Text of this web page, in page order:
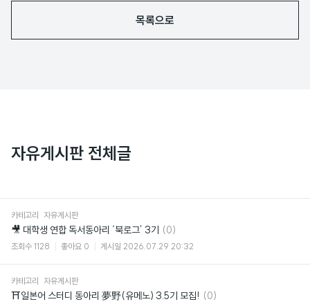
목록으로
자유게시판 전체글
카테고리 자유게시판
🎥 대학생 연합 독서동아리 ‘북로그’ 3기 댓
글
(0)
조회수 1128 좋아요 0 게시일 2026.07.29 20:32
카테고리 자유게시판
⛩일본어 스터디 동아리 夢野(유메노) 3.5기 모집! 댓
(0)